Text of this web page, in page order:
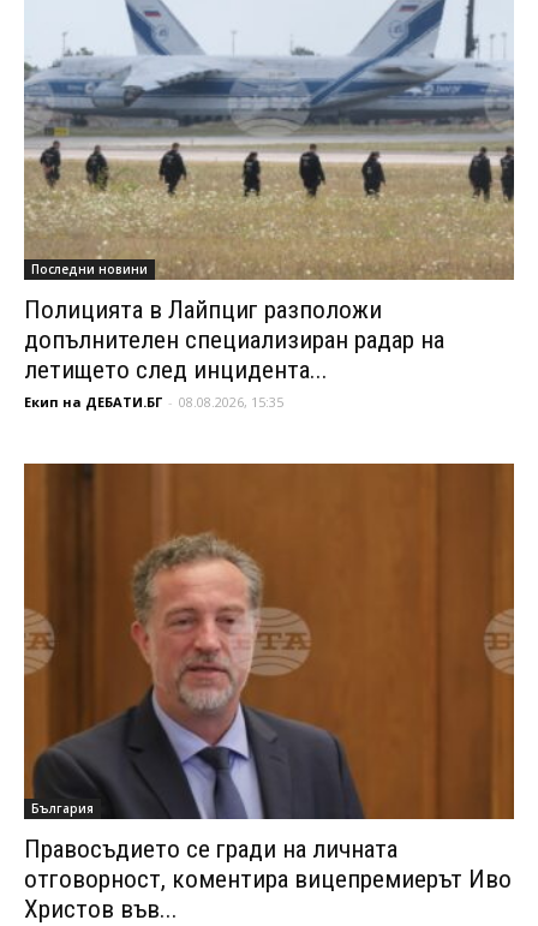
Последни новини
Полицията в Лайпциг разположи
допълнителен специализиран радар на
летището след инцидента...
Екип на ДЕБАТИ.БГ - 08.08.2026, 15:35
България
Правосъдието се гради на личната
отговорност, коментира вицепремиерът Иво
Христов във...